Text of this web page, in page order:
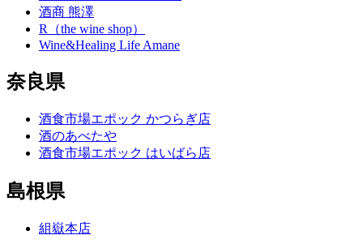
酒商 熊澤
R（the wine shop）
Wine&Healing Life Amane
奈良県
酒食市場エポック かつらぎ店
酒のあべたや
酒食市場エポック はいばら店
島根県
組嶽本店